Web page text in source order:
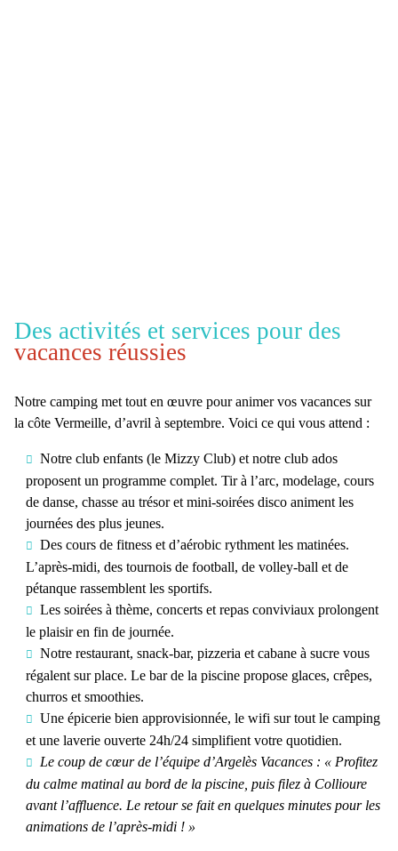
Des activités et services pour des
vacances réussies
Notre camping met tout en œuvre pour animer vos vacances sur
la côte Vermeille, d’avril à septembre. Voici ce qui vous attend :
Notre club enfants(le Mizzy Club) et notre club ados
proposent un programme complet. Tir à l’arc, modelage, cours
de danse, chasse au trésor et mini-soirées disco animent les
journées des plus jeunes.
Des cours de fitness et d’aérobicrythment les matinées.
L’après-midi, des tournois de football, de volley-ball et de
pétanque rassemblent les sportifs.
Les soirées à thème, concerts et repas conviviaux prolongent
le plaisir en fin de journée.
Notre restaurant, snack-bar, pizzeria et cabane à sucre vous
régalent sur place. Le bar de la piscine propose glaces, crêpes,
churros et smoothies.
Une épicerie bien approvisionnée, le wifi sur tout le camping
et une laverieouverte 24h/24 simplifient votre quotidien.
Le coup de cœur de l’équipe d’Argelès Vacances : « Profitez
du calme matinal au bord de la piscine, puis filez à Collioure
avant l’affluence. Le retour se fait en quelques minutes pour les
animations de l’après-midi ! »